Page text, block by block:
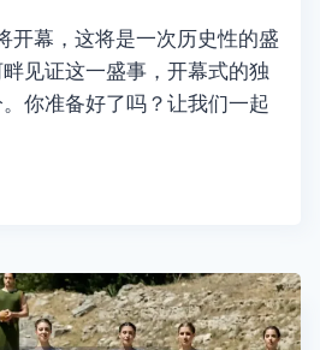
开幕，这将是一次历史性的盛
见证这一盛事，开幕式的独
你准备好了吗？让我们一起